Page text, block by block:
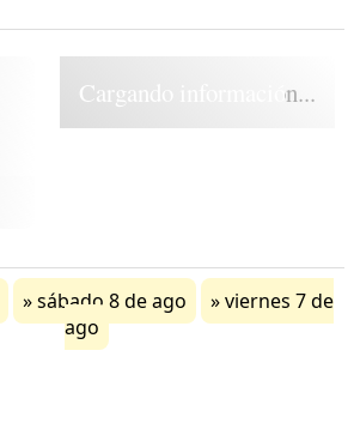
Cargando información...
sábado 8 de ago
viernes 7 de
ago